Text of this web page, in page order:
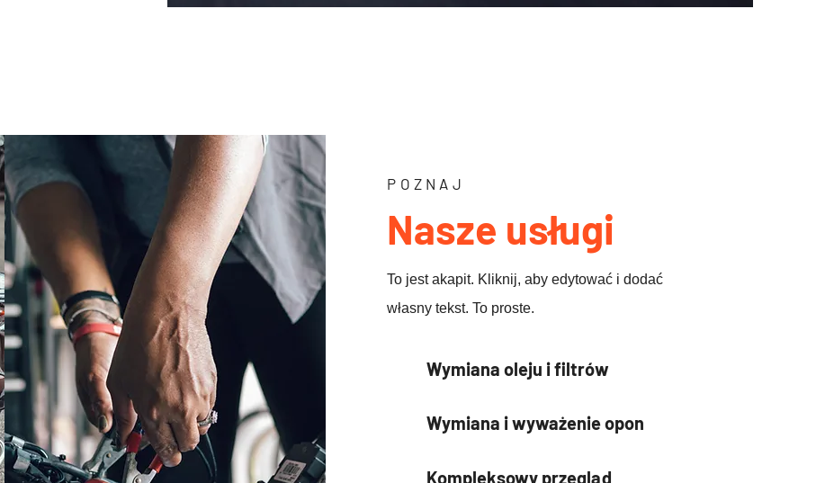
POZNAJ
Nasze usługi
To jest akapit. Kliknij, aby edytować i dodać
własny tekst. To proste.
Wymiana oleju i filtrów
Wymiana i wyważenie opon
Kompleksowy przegląd